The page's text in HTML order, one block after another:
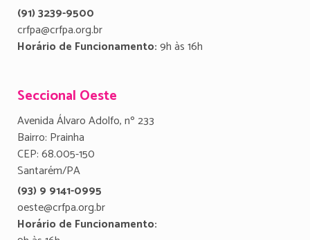
(91) 3239-9500
crfpa@crfpa.org.br
Horário de Funcionamento:9h às 16h
Seccional Oeste
Avenida Álvaro Adolfo, nº 233
Bairro: Prainha
CEP: 68.005-150
Santarém/PA
(93) 9 9141-0995
oeste@crfpa.org.br
Horário de Funcionamento: